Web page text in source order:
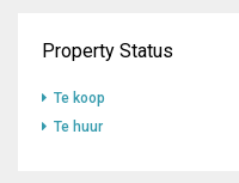
Property Status
Te koop
Te huur